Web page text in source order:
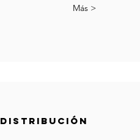
Más >
Distribución